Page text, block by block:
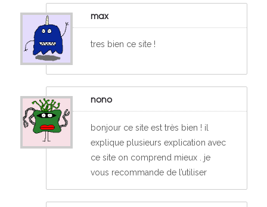
max
tres bien ce site !
nono
bonjour ce site est très bien ! il
explique plusieurs explication avec
ce site on comprend mieux . je
vous recommande de l’utiliser